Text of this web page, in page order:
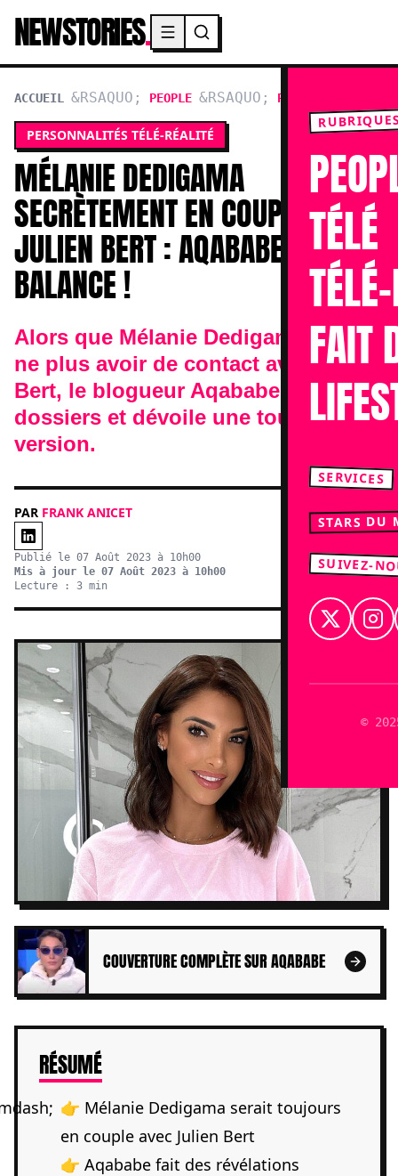
NEWSTORIES.
TÉLÉ
FAIT
SERVICES
STARS DU
SUIVEZ-
©
ACCUEIL PEOPLE PERSONNALITÉS
PERSONNALITÉS TÉLÉ-RÉALITÉ
MÉLANIE DEDIGAMA
SECRÈTEMENT EN COUPLE AVEC
JULIEN BERT : AQABABE
BALANCE !
Alors que Mélanie Dedigama affirme
ne plus avoir de contact avec Julien
Bert, le blogueur Aqababe sort les
dossiers et dévoile une tout autre
version.
PAR FRANK ANICET
Publié le 07 Août 2023 à 10h00
Mis à jour le 07 Août 2023 à 10h00
Lecture : 3 min
COUVERTURE COMPLÈTE SUR AQABABE
RÉSUMÉDE L'ARTICLE
👉 Mélanie Dedigama serait toujours
en couple avec Julien Bert
👉 Aqababe fait des révélations